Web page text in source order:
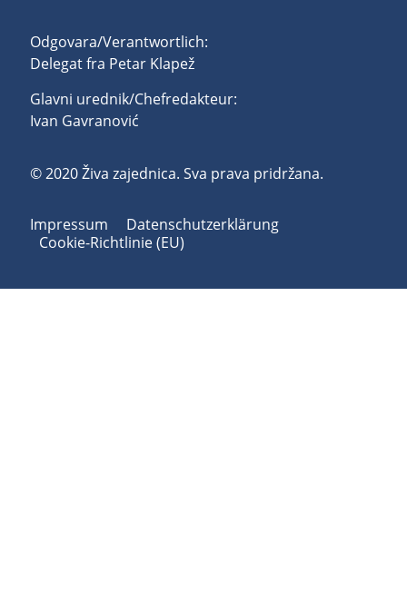
Odgovara/Verantwortlich:
Delegat fra Petar Klapež
Glavni urednik/Chefredakteur:
Ivan Gavranović
© 2020 Živa zajednica. Sva prava pridržana.
Impressum
Datenschutzerklärung
Cookie-Richtlinie (EU)